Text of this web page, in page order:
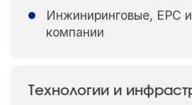
Инжиниринговые, EPC
компании
Технологии и